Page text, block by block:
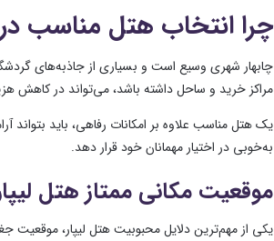
چرا انتخاب هتل مناسب
چابهار شهری وسیع است و بسیاری از جاذبه‌های
مراکز خرید و ساحل داشته باشد، می‌تواند در کاهش
یک هتل مناسب علاوه بر امکانات رفاهی، باید
به‌خوبی در اختیار مهمانان خود قرار دهد.
موقعیت مکانی ممتاز هتل
یکی از مهم‌ترین دلایل محبوبیت هتل لیپار، موقعیت